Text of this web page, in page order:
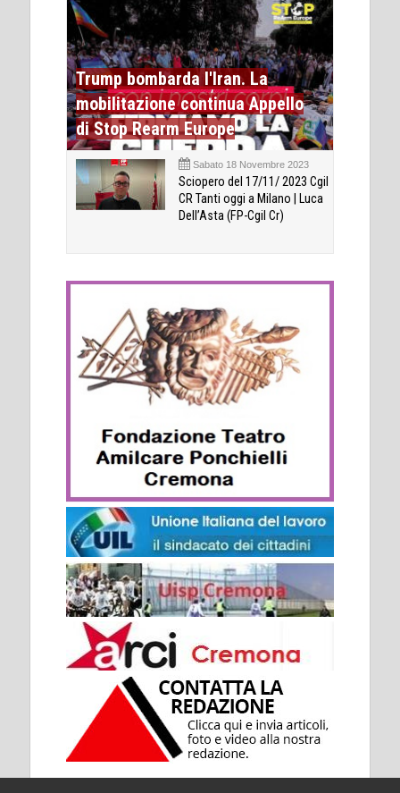
Trump bombarda l'Iran. La
mobilitazione continua Appello
di Stop Rearm Europe
Sabato 18 Novembre 2023
Sciopero del 17/11/ 2023 Cgil
CR Tanti oggi a Milano | Luca
Dell’Asta (FP-Cgil Cr)